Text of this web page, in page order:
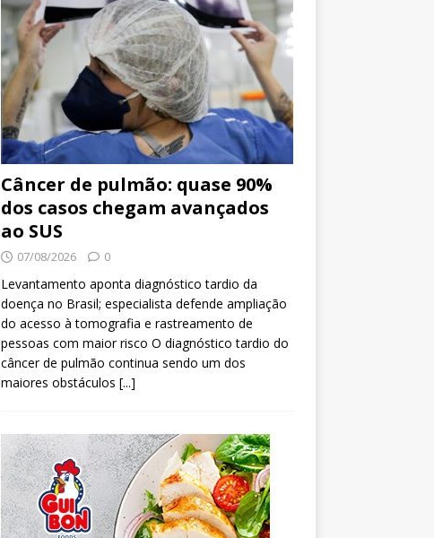
Câncer de pulmão: quase 90%
dos casos chegam avançados
ao SUS
07/08/2026 0
Levantamento aponta diagnóstico tardio da
doença no Brasil; especialista defende ampliação
do acesso à tomografia e rastreamento de
pessoas com maior risco O diagnóstico tardio do
câncer de pulmão continua sendo um dos
maiores obstáculos [...]